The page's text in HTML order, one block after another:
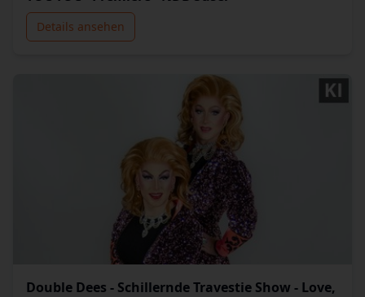
Details ansehen
Double Dees - Schillernde Travestie Show - Love,